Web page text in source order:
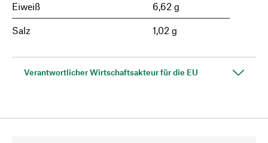
Eiweiß 6,62 g
Salz 1,02 g
Verantwortlicher Wirtschaftsakteur für die EU